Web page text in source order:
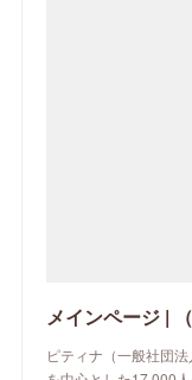
メインページ |
ピティナ（一般社団